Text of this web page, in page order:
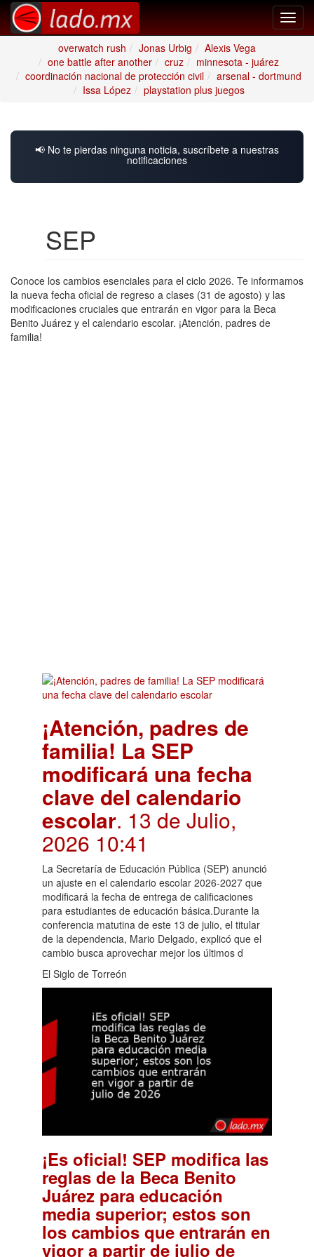
overwatch rush
Jonas Urbig
Alexis Vega
one battle after another
cruz
minnesota - juárez
coordinación nacional de protección civil
arsenal - dortmund
Issa López
playstation plus juegos
📢 No te pierdas ninguna noticia, suscríbete a nuestras
notificaciones
SEP
Conoce los cambios esenciales para el ciclo 2026. Te informamos
la nueva fecha oficial de regreso a clases (31 de agosto) y las
modificaciones cruciales que entrarán en vigor para la Beca
Benito Juárez y el calendario escolar. ¡Atención, padres de
familia!
¡Atención, padres de
familia! La SEP
modificará una fecha
clave del calendario
escolar. 13 de Julio,
2026 10:41
La Secretaría de Educación Pública (SEP) anunció
un ajuste en el calendario escolar 2026-2027 que
modificará la fecha de entrega de calificaciones
para estudiantes de educación básica.Durante la
conferencia matutina de este 13 de julio, el titular
de la dependencia, Mario Delgado, explicó que el
cambio busca aprovechar mejor los últimos d
El Siglo de Torreón
¡Es oficial! SEP modifica las
reglas de la Beca Benito
Juárez para educación
media superior; estos son
los cambios que entrarán en
vigor a partir de julio de